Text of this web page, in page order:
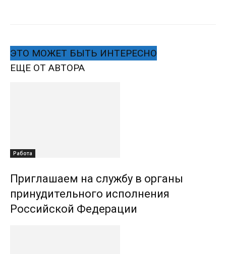
ЭТО МОЖЕТ БЫТЬ ИНТЕРЕСНО
ЕЩЕ ОТ АВТОРА
Работа
Приглашаем на службу в органы
принудительного исполнения
Российской Федерации